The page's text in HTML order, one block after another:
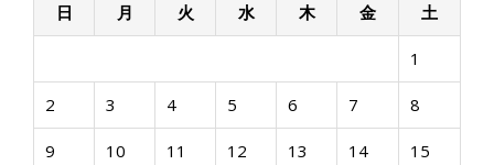
ン
日
月 火 水 木 金 土
1
2 3 4 5 6 7 8
9 10 11 12 13 14 15